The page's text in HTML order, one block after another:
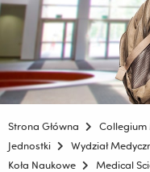
Strona Główna Collegium
Jednostki
Wydział
Koła Naukowe
Medical